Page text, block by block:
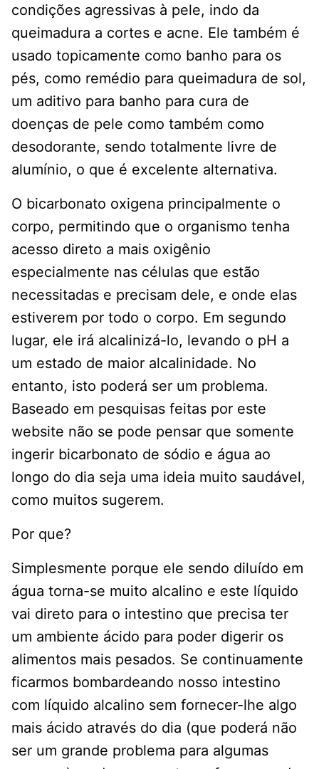
condições agressivas à pele, indo da
queimadura a cortes e acne. Ele também é
usado topicamente como banho para os
pés, como remédio para queimadura de sol,
um aditivo para banho para cura de
doenças de pele como também como
desodorante, sendo totalmente livre de
alumínio, o que é excelente alternativa.
O bicarbonato oxigena principalmente o
corpo, permitindo que o organismo tenha
acesso direto a mais oxigênio
especialmente nas células que estão
necessitadas e precisam dele, e onde elas
estiverem por todo o corpo. Em segundo
lugar, ele irá alcalinizá-lo, levando o pH a
um estado de maior alcalinidade. No
entanto, isto poderá ser um problema.
Baseado em pesquisas feitas por este
website não se pode pensar que somente
ingerir bicarbonato de sódio e água ao
longo do dia seja uma ideia muito saudável,
como muitos sugerem.
Por que?
Simplesmente porque ele sendo diluído em
água torna-se muito alcalino e este líquido
vai direto para o intestino que precisa ter
um ambiente ácido para poder digerir os
alimentos mais pesados. Se continuamente
ficarmos bombardeando nosso intestino
com líquido alcalino sem fornecer-lhe algo
mais ácido através do dia (que poderá não
ser um grande problema para algumas